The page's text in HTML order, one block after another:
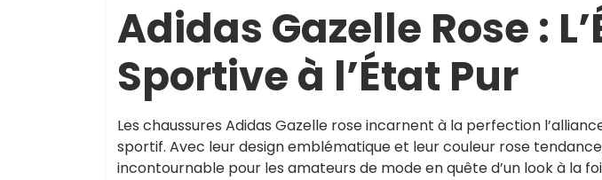
Adidas Gazelle Rose :
Sportive à l’État Pur
Les chaussures Adidas Gazelle rose incarnent à la perfection
sportif. Avec leur design emblématique et leur couleur rose
incontournable pour les amateurs de mode en quête d’un look à la